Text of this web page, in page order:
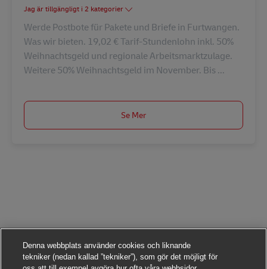
Jag är tillgängligt i 2 kategorier
Werde Postbote für Pakete und Briefe in Furtwangen.
Was wir bieten. 19,02 € Tarif-Stundenlohn inkl. 50%
Weihnachtsgeld und regionale Arbeitsmarktzulage.
Weitere 50% Weihnachtsgeld im November. Bis ...
Se Mer
Denna webbplats använder cookies och liknande
tekniker (nedan kallad ”tekniker”), som gör det möjligt för